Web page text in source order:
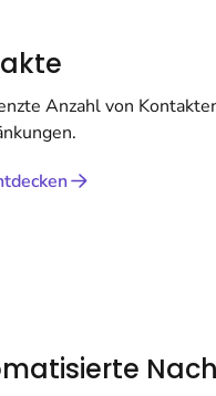
Anzahl von